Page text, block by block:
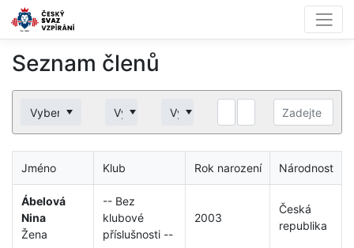
Seznam členů
Vyberte klub Vyberte národnostVyberte pohlaví
Jméno Klub Rok narození Národnost
Ábelová
Nina
Žena
-- Bez
klubové
příslušnosti --
2003
Česká
republika